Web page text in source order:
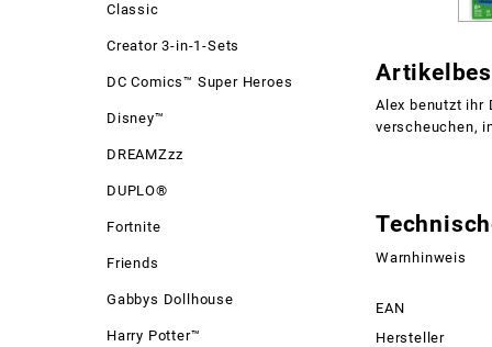
Classic
Creator 3-in-1-Sets
DC Comics™ Super Heroes
Disney™
DREAMZzz
DUPLO®
Fortnite
Friends
Gabbys Dollhouse
Harry Potter™
Alex benutzt ihr
verscheuchen,
Warnhinweis
EAN
Hersteller